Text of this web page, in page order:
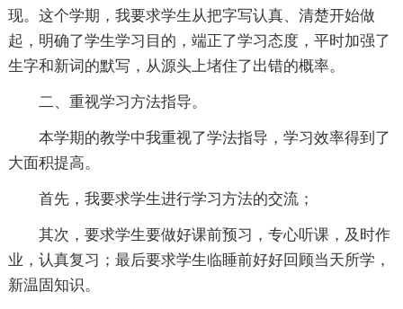
现。这个学期，我要求学生从把字写认真、清楚开始做
起，明确了学生学习目的，端正了学习态度，平时加强了
生字和新词的默写，从源头上堵住了出错的概率。
二、重视学习方法指导。
本学期的教学中我重视了学法指导，学习效率得到了
大面积提高。
首先，我要求学生进行学习方法的交流；
其次，要求学生要做好课前预习，专心听课，及时作
业，认真复习；最后要求学生临睡前好好回顾当天所学，
新温固知识。